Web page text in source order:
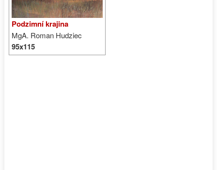
Podzimní krajina
MgA. Roman Hudziec
95x115